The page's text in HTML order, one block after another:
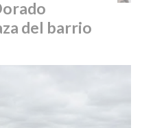
del barrio